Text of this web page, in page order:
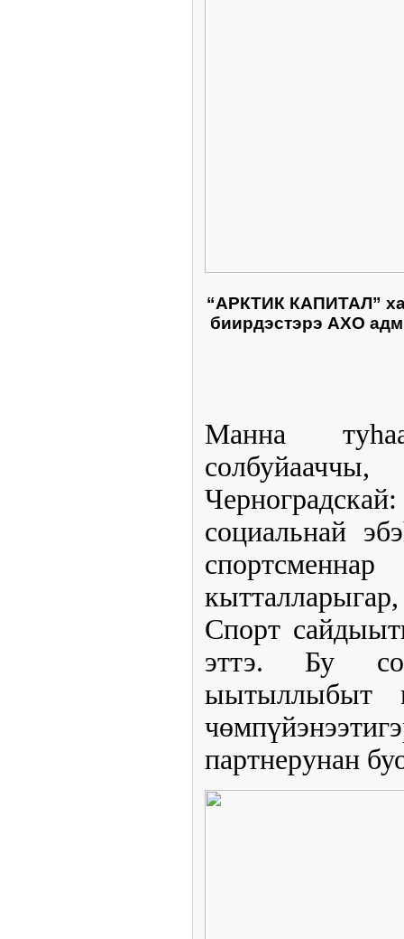
“АРКТИК КАПИТАЛ”
биирдэстэрэ АХО
Манна
социальнай
Спорт
эттэ. Бу
ыытыллыбыт
партнерунан